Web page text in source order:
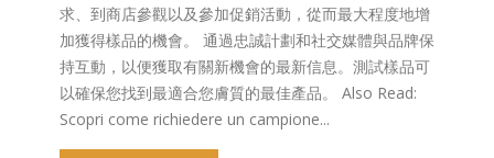
求、到商店參觀以及參加促銷活動，從而最大程度地增
加獲得樣品的機會。 通過忠誠計劃和社交媒體與品牌保
持互動，以便獲取有關新機會的最新信息。測試樣品可
以確保您找到最適合您膚質的最佳產品。 Also Read:
Scopri come richiedere un campione...